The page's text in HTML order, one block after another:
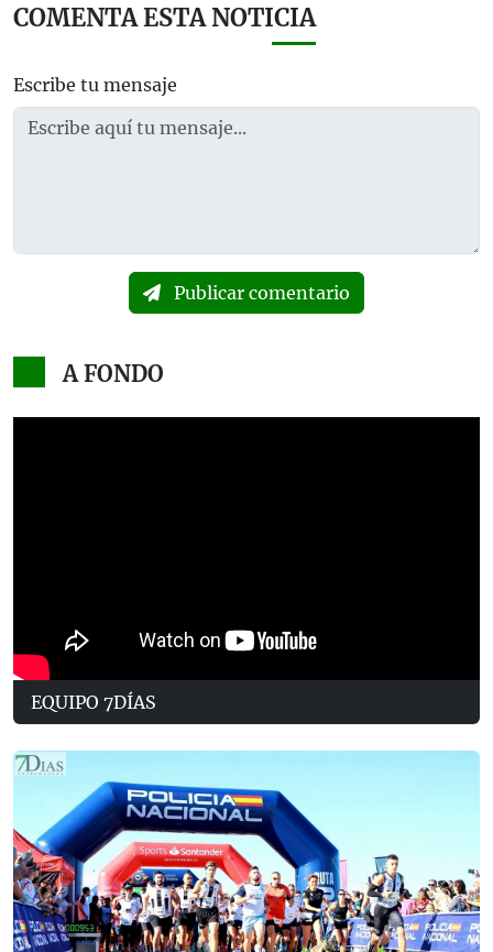
COMENTA ESTA NOTICIA
Escribe tu mensaje
Publicar comentario
A FONDO
EQUIPO 7DÍAS